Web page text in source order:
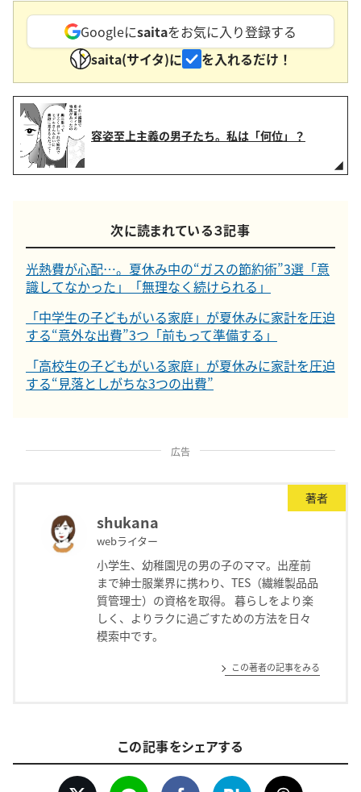
Googleにsaitaをお気に入り登録する
saita(サイタ)に
を入れるだけ！
容姿至上主義の男子たち。私は「何位」？
次に読まれている３記事
光熱費が心配…。夏休み中の“ガスの節約術”3選「意
識してなかった」「無理なく続けられる」
「中学生の子どもがいる家庭」が夏休みに家計を圧迫
する“意外な出費”3つ「前もって準備する」
「高校生の子どもがいる家庭」が夏休みに家計を圧迫
する“見落としがちな3つの出費”
広告
著者
shukana
webライター
小学生、幼稚園児の男の子のママ。出産前
まで紳士服業界に携わり、TES（繊維製品品
質管理士）の資格を取得。 暮らしをより楽
しく、よりラクに過ごすための方法を日々
模索中です。
この著者の記事をみる
この記事をシェアする